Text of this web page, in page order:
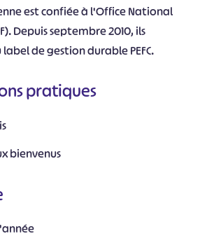
est confiée à l'Office National
Depuis septembre 2010, ils
de gestion durable PEFC.
pratiques
bienvenus